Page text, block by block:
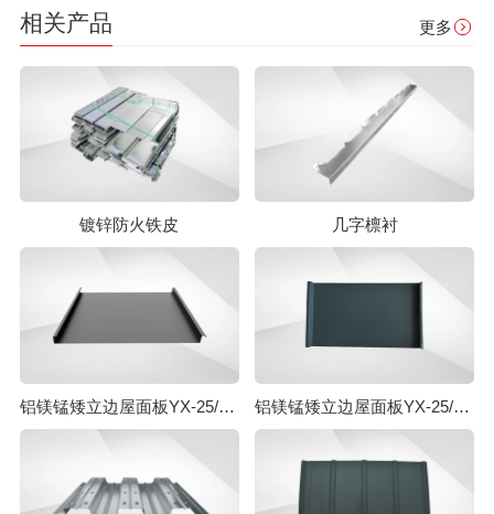
相关产品 更多
镀锌防火铁皮 几字檩衬
铝镁锰矮立边屋面板YX-25/430 铝镁锰矮立边屋面板YX-25/330